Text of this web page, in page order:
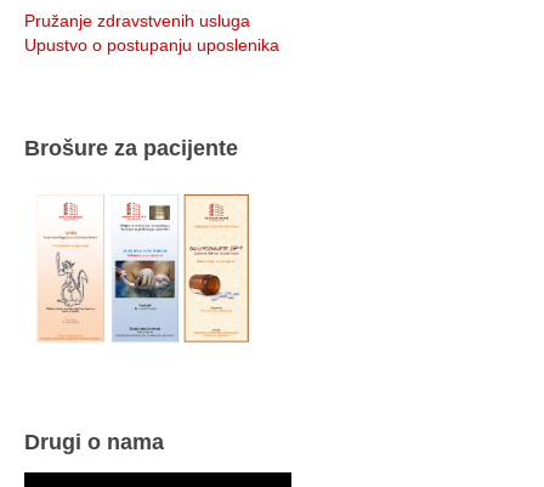
Pružanje zdravstvenih usluga
Upustvo o postupanju uposlenika
Brošure za pacijente
Drugi o nama